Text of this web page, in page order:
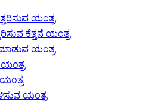
ಯಂತ್ರ
ಕೆತ್ತನೆ ಯಂತ್ರ
ಯಂತ್ರ
ಯಂತ್ರ
ಯಂತ್ರ